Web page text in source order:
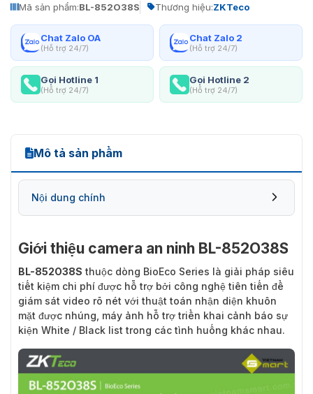
Mã sản phẩm:BL-852O38S Thương hiệu:ZKTeco
Chat Zalo OA
(Hỗ trợ 24/7)
Chat Zalo 2
(Hỗ trợ 24/7)
Gọi Hotline 1
(Hỗ trợ 24/7)
Gọi Hotline 2
(Hỗ trợ 24/7)
Mô tả sản phẩm
Nội dung chính
Những thông tin bạn cần biết về thiết bị an
ninh BL-852O38S
Giới thiệu camera an ninh BL-852O38S
BL-852O38S thuộc dòng BioEco Series là giải pháp siêu
tiết kiệm chi phí được hỗ trợ bởi công nghệ tiên tiến để
giám sát video rõ nét với thuật toán nhận diện khuôn
mặt được nhúng, máy ảnh hỗ trợ triển khai cảnh báo sự
kiện White / Black list trong các tình huống khác nhau.